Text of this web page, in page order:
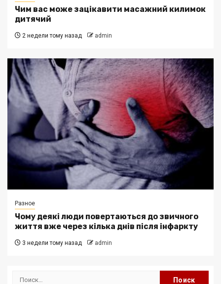
Чим вас може зацікавити масажний килимок
дитячий
2 недели тому назад admin
Разное
Чому деякі люди повертаються до звичного
життя вже через кілька днів після інфаркту
3 недели тому назад admin
Найти: